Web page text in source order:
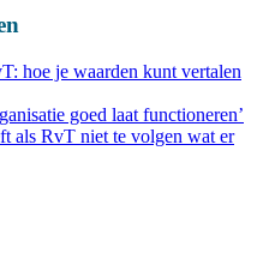
hoe je waarden kunt vertalen
goed laat functioneren’
als RvT niet te volgen wat er